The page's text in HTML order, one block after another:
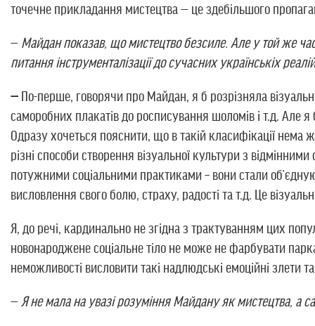
точечне прикладання мистецтва — це здебільшого
— Майдан показав, що мистецтво безсиле. Але у той же
питання інструменталізації до сучасних українськіх
— По-перше, говорячи про Майдан, я б розрізняла
саморобних плакатів до росписування шоломів і т.д. Але
Одразу хочеться пояснити, що в такій класифікації нема
різні способи створення візуальної культури з
потужними соціальними практиками – вони стали
висловлення свого болю, страху, радості та т.д. Це
Я, до речі, кардинально не згідна з трактуванням цих
новонароджене соціальне тіло не може не фарбувати
неможливості висловити такі надлюдські емоційні злети
— Я не мала на увазі розуміння Майдану як мистецтва, а